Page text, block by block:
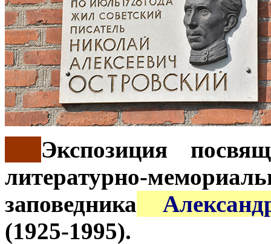
Экспозиция
литературно-
заповедника
(1925-1995).